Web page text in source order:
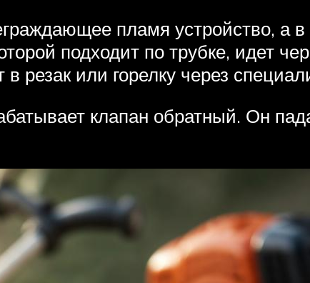
пламя устройство, а
подходит по трубке, идет
резак или горелку через
клапан обратный. Он